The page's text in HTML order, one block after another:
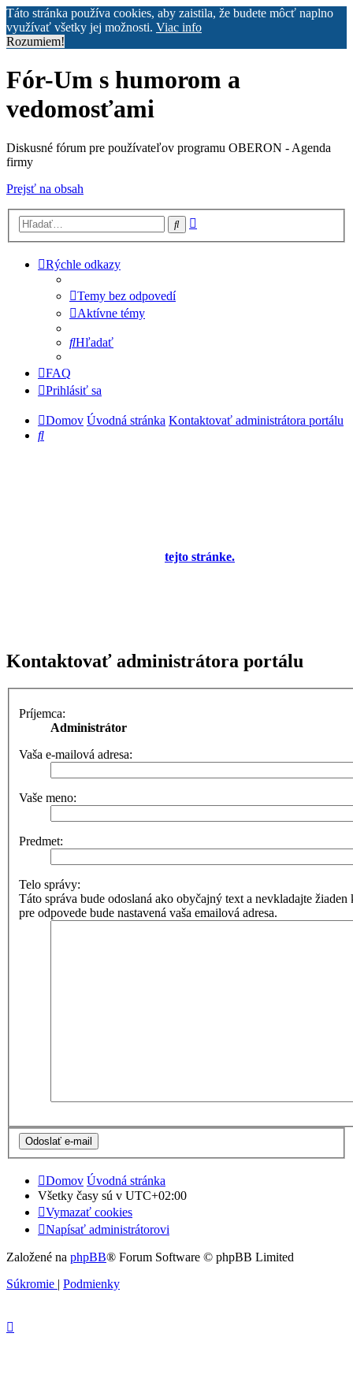
Táto stránka používa cookies, aby zaistila, že budete môcť naplno
využívať všetky jej možnosti. Viac info
Rozumiem!
Fór-Um s humorom a
vedomosťami
Diskusné fórum pre používateľov programu OBERON - Agenda
firmy
Prejsť na obsah
Hľadať
Rýchle odkazy
Temy bez odpovedí
Aktívne témy
Hľadať
FAQ
Prihlásiť sa
Domov Úvodná stránka Kontaktovať administrátora portálu
Hľadať
tejto stránke.
Kontaktovať administrátora portálu
Príjemca:
Administrátor
Vaša e-mailová adresa:
Vaše meno:
Predmet:
Telo správy:
Táto správa bude odoslaná ako obyčajný text a nevkladajte
pre odpovede bude nastavená vaša emailová adresa.
Domov Úvodná stránka
Všetky časy sú v UTC+02:00
Vymazať cookies
Napísať administrátorovi
Založené na phpBB® Forum Software © phpBB Limited
Súkromie
Podmienky